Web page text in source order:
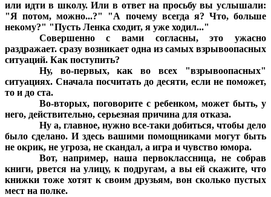
или идти в школу. Или в ответ на просьбу вы услышали:
"Я потом, можно...?" "А почему всегда я? Что, больше
некому?" "Пусть Ленка сходит, я уже ходил..."
Совершенно с вами согласны, это ужасно
раздражает. сразу возникает одна из самых взрывоопасных
ситуаций. Как поступить?
Ну, во-первых, как во всех "взрывоопасных"
ситуациях. Сначала посчитать до десяти, если не поможет,
то и до ста.
Во-вторых, поговорите с ребенком, может быть, у
него, действительно, серьезная причина для отказа.
Ну а, главное, нужно все-таки добиться, чтобы дело
было сделано. И здесь вашими помощниками могут быть
не окрик, не угроза, не скандал, а игра и чувство юмора.
Вот, например, наша первоклассница, не собрав
книги, рвется на улицу, к подругам, а вы ей скажите, что
книжки тоже хотят к своим друзьям, вон сколько пустых
мест на полке.